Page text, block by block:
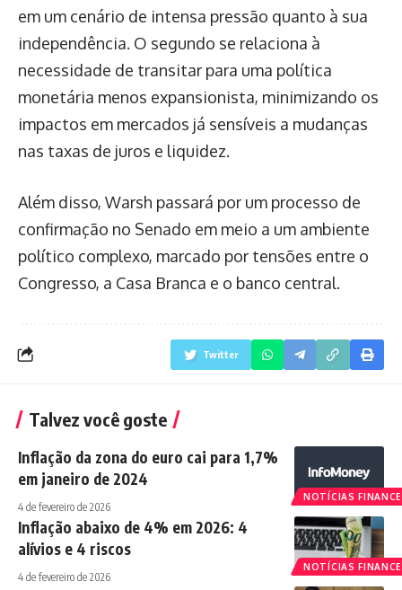
em um cenário de intensa pressão quanto à sua
independência. O segundo se relaciona à
necessidade de transitar para uma política
monetária menos expansionista, minimizando os
impactos em mercados já sensíveis a mudanças
nas taxas de juros e liquidez.
Além disso, Warsh passará por um processo de
confirmação no Senado em meio a um ambiente
político complexo, marcado por tensões entre o
Congresso, a Casa Branca e o banco central.
Twitter
Talvez você goste
NOTÍCIAS
Inflação da zona do euro cai para 1,7%
em janeiro de 2024
4 de fevereiro de 2026
NOTÍCIAS
Inflação abaixo de 4% em 2026: 4
alívios e 4 riscos
4 de fevereiro de 2026